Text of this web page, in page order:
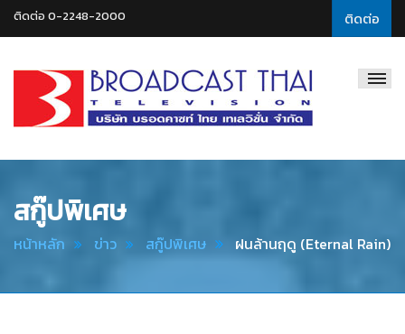
ติดต่อ
ติดต่อ 0-2248-2000
Thai
สกู๊ปพิเศษ
หน้าหลัก ข่าว สกู๊ปพิเศษ ฝนล้านฤดู (Eternal Rain)